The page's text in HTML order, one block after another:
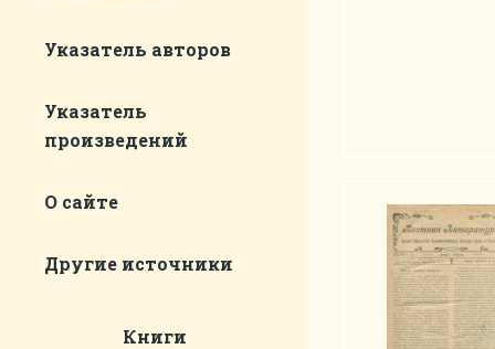
Указатель авторов
Указатель
произведений
О сайте
Другие источники
Книги